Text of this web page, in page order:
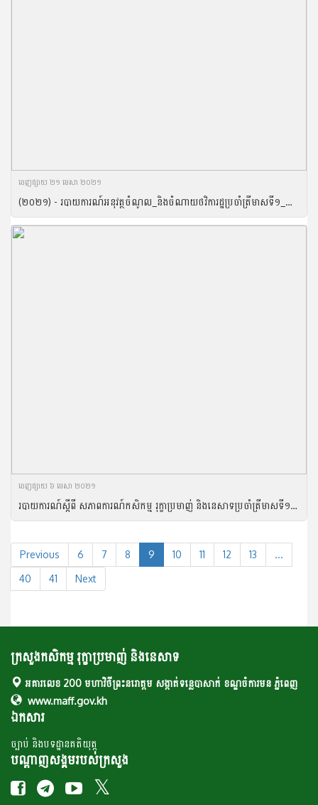
ចេញ​ផ្សាយ​ ២១ មេសា ២០២១
(២០២១) - របាយការណ៍អនុវត្ថចំណូល_និងចំណាយថវិការដ្ឋប្រចាំត្រីមាសទី១_ឆ្នាំ២០២១
ចេញ​ផ្សាយ​ ៦ មេសា ២០២១
របាយការណ៍ស្តីពី សភាពការណ៍កសិកម្ម រុក្ខាប្រមាញ់ និងនេសាទប្រចាំត្រីមាសទី១ ឆ្នាំ២០២១ និងទិសដៅអនុវត្តបន្ត
Previous 6 7 8 9 10 11 12 13
...
40
41 Next
ក្រសួងកសិកម្ម រុក្ខាប្រមាញ់ និងនេសាទ
អគារលេខ 200 មហាវិថីព្រះនរោត្តម សង្កាត់ទន្លេបាសាក់ ខណ្ឌចំការមន ភ្នំពេញ
www.maff.gov.kh
ឯកសារ
ច្បាប់ និងបទដ្ឋានគតិយុត្ត
បណ្តាញសង្គមរបស់ក្រសួង